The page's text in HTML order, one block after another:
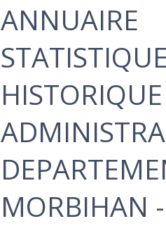
‎ANNUAIRE
MORBIHAN